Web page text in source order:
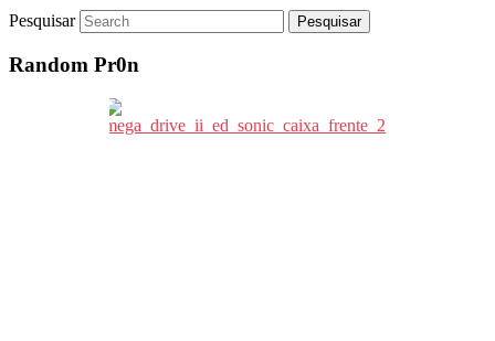
Pesquisar
Random Pr0n